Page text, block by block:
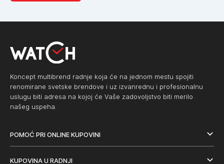
Koncept multibrend radnje koja će na jednom mestu spojiti
renomirane svetske brendove i uz izvanrednu i profesionalnu
uslugu biti adresa na kojoj će Vaše zadovoljstvo biti merilo
našeg uspeha.
POMOĆ PRI ONLINE KUPOVINI
KUPOVINA U RADNJI